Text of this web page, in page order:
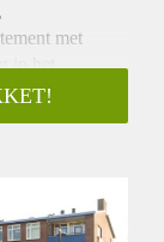
met
in het
Het
A1/ A35 en
aan de